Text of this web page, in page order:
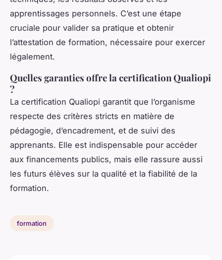
apprentissages personnels. C’est une étape
cruciale pour valider sa pratique et obtenir
l’attestation de formation, nécessaire pour exercer
légalement.
Quelles garanties offre la certification Qualiopi
?
La certification Qualiopi garantit que l’organisme
respecte des critères stricts en matière de
pédagogie, d’encadrement, et de suivi des
apprenants. Elle est indispensable pour accéder
aux financements publics, mais elle rassure aussi
les futurs élèves sur la qualité et la fiabilité de la
formation.
formation